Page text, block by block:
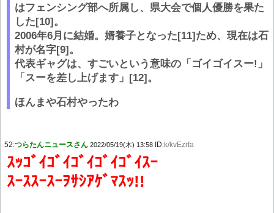
はフェンシング部へ所属し、県大会で個人優勝を果た
した[10]。
2006年6月に結婚。婿養子となった[11]ため、現在は石
村が名字[9]。
代表ギャグは、すごいという意味の「ゴイゴイスー!」
「スーを差し上げます」[12]。
ほんまや石村やったわ
52:つらたんニュースさん 2022/05/19(木) 13:58 ID:k/kvEzrfa
ｽｯｺﾞｲｺﾞｲｺﾞｲｺﾞｲｺﾞｲｽｰ
ｽｰｽｽｰｽｰｦｻｼｱｹﾞﾏｽｯ!!